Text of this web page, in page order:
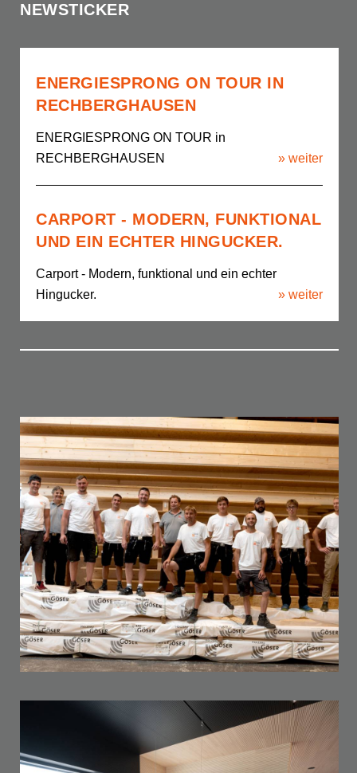
NEWSTICKER
ENERGIESPRONG ON TOUR IN
RECHBERGHAUSEN
ENERGIESPRONG ON TOUR in
RECHBERGHAUSEN
» weiter
CARPORT - MODERN, FUNKTIONAL
UND EIN ECHTER HINGUCKER.
Carport - Modern, funktional und ein echter
Hingucker.
» weiter